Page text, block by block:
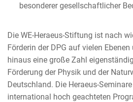
besonderer gesellschaftlicher
Die WE-Heraeus-Stiftung ist nach
Förderin der DPG auf vielen
hinaus eine große Zahl
Förderung der Physik und der
Deutschland. Die Heraeus-
international hoch geachteten